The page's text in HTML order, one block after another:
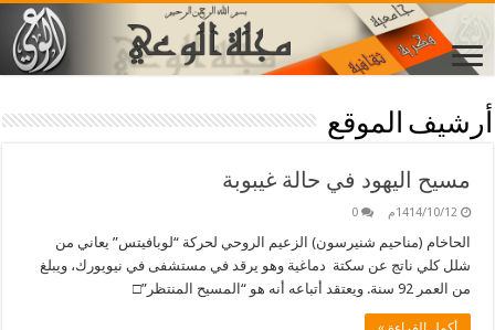
أرشيف الموقع
مسيح اليهود في حالة غيبوبة
1414/10/12م 0
الحاخام (مناحيم شنيرسون) الزعيم الروحي لحركة “لوبافيتس” يعاني من
شلل كلي ناتج عن سكتة دماغية وهو يرقد في مستشفى في نيويورك، ويبلغ
من العمر 92 سنة. ويعتقد أتباعه أنه هو “المسيح المنتظر”□